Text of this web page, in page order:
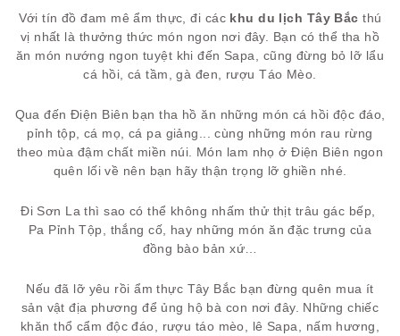
Với tín đồ đam mê ẩm thực, đi các khu du lịch Tây Bắc thú
vị nhất là thưởng thức món ngon nơi đây. Bạn có thể tha hồ
ăn món nướng ngon tuyệt khi đến Sapa, cũng đừng bỏ lỡ lẩu
cá hồi, cá tầm, gà đen, rượu Táo Mèo.
Qua đến Điện Biên bạn tha hồ ăn những món cá hồi độc đáo,
pỉnh tộp, cá mọ, cá pa giảng... cùng những món rau rừng
theo mùa đậm chất miền núi. Món lam nhọ ở Điện Biên ngon
quên lối về nên bạn hãy thận trọng lỡ ghiền nhé.
Đi Sơn La thì sao có thể không nhấm thử thịt trâu gác bếp,
Pa Pỉnh Tộp, thắng cố, hay những món ăn đặc trưng của
đồng bào bản xứ…
Nếu đã lỡ yêu rồi ẩm thực Tây Bắc bạn đừng quên mua ít
sản vật địa phương để ủng hộ bà con nơi đây. Những chiếc
khăn thổ cẩm độc đáo, rượu táo mèo, lê Sapa, nấm hương,